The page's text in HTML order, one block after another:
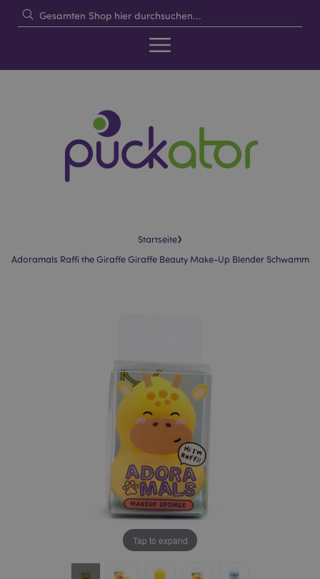
Startseite›
Adoramals Raffi the Giraffe Giraffe Beauty Make-Up Blender Schwamm
Tap to expand